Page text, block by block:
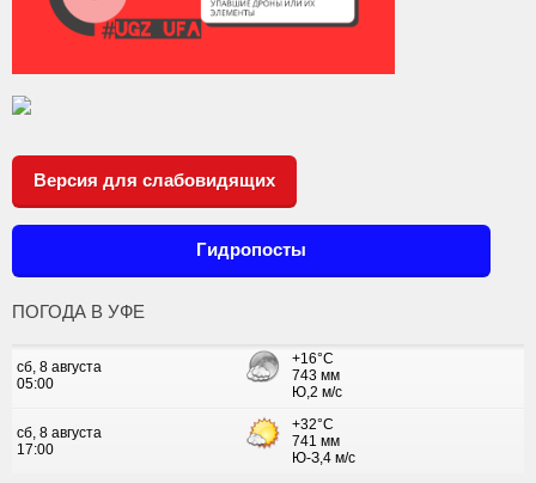
Версия для слабовидящих
Гидропосты
ПОГОДА В УФЕ